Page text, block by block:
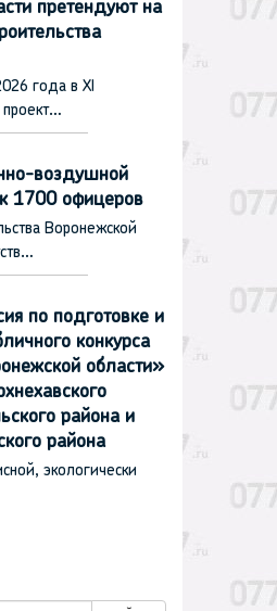
претендуют на
года в XI
проект…
воздушной
1700 офицеров
Воронежской
по подготовке и
конкурса
области»
района и
района
экологически